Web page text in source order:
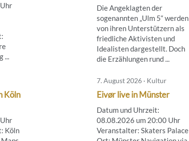
...
Die Angeklagten der
sogenannten „Ulm 5“ werden
von ihren Unterstützern als
friedliche Aktivisten und
Idealisten dargestellt. Doch
die Erzählungen rund ...
Köln
Köln
7. August 2026 · Kultur
Eivør live in Münster
Datum und Uhrzeit:
08.08.2026 um 20:00 Uhr
Veranstalter: Skaters Palace